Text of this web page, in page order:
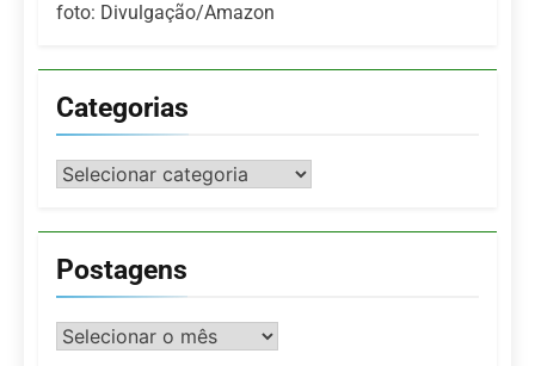
foto: Divulgação/Amazon
Categorias
Categorias
Postagens
Postagens